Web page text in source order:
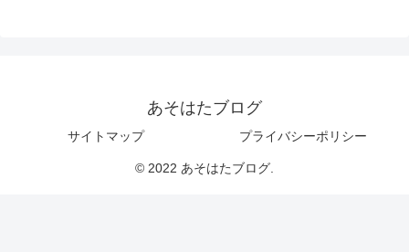
あそはたブログ
サイトマップ プライバシーポリシー
© 2022 あそはたブログ.